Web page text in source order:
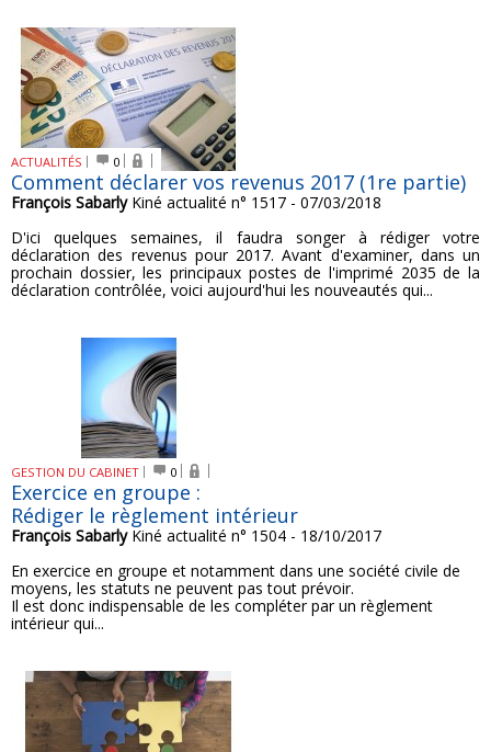
ACTUALITÉS 0
Comment déclarer vos revenus 2017 (1re partie)
François SabarlyKiné actualité n° 1517 - 07/03/2018
D'ici quelques semaines, il faudra songer à rédiger votre
déclaration des revenus pour 2017. Avant d'examiner, dans un
prochain dossier, les principaux postes de l'imprimé 2035 de la
déclaration contrôlée, voici aujourd'hui les nouveautés qui...
GESTION DU CABINET 0
Exercice en groupe :
Rédiger le règlement intérieur
François SabarlyKiné actualité n° 1504 - 18/10/2017
En exercice en groupe et notamment dans une société civile de
moyens, les statuts ne peuvent pas tout prévoir.
Il est donc indispensable de les compléter par un règlement
intérieur qui...